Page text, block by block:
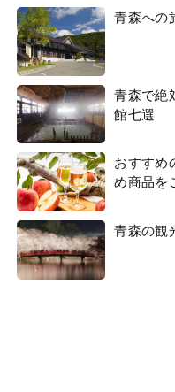
青森への
青森で絶
館七選
おすすめ
め商品を
青森の観